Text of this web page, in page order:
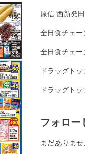
原信 西新発
全日食チェ
全日食チェ
ドラッグト
ドラッグト
フォロー
まだありま